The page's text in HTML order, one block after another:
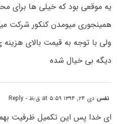
یه موقعی بود که خیلی ها برای
همینجوری میومدن کنکور شرکت
ولی با توجه به قیمت بالای
دیگه بی خیال شده
نفس دی ۲۴, ۱۳۹۴ at ۵:۵۹ ق٫ظ - Reply
ای خدا پس این تکمیل ظرفیت